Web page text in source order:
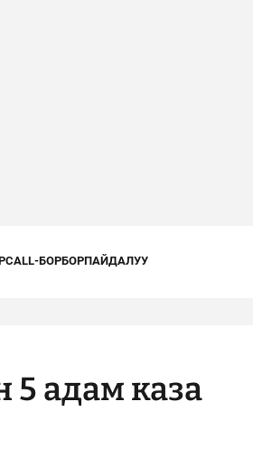
CALL-БОРБОРПАЙДАЛУУ
5 адам каза